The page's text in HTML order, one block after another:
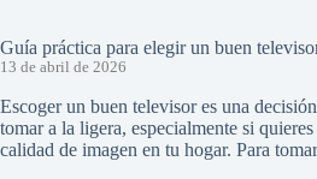
Guía práctica para elegir un buen
13 de abril de 2026
Escoger un buen televisor es una
tomar a la ligera, especialmente si
calidad de imagen en tu hogar. Para